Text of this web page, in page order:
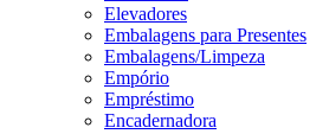
Elevadores
Embalagens para Presentes
Embalagens/Limpeza
Empório
Empréstimo
Encadernadora